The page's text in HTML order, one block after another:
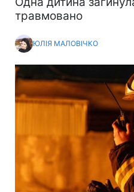
травмовано
ЮЛІЯ МАЛОВІЧКО